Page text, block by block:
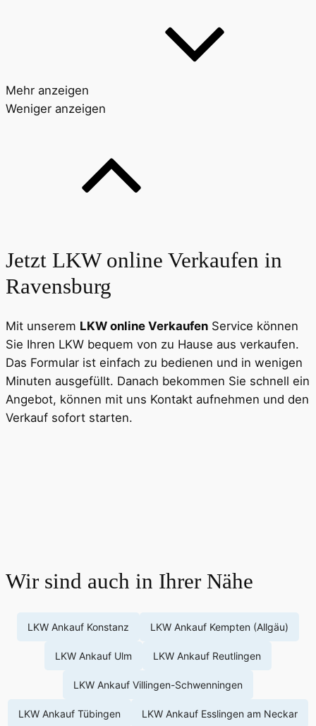
Mehr anzeigen
Weniger anzeigen
Jetzt LKW online Verkaufen in
Ravensburg
Mit unserem LKW online Verkaufen Service können
Sie Ihren LKW bequem von zu Hause aus verkaufen.
Das Formular ist einfach zu bedienen und in wenigen
Minuten ausgefüllt. Danach bekommen Sie schnell ein
Angebot, können mit uns Kontakt aufnehmen und den
Verkauf sofort starten.
Wir sind auch in Ihrer Nähe
LKW Ankauf Konstanz LKW Ankauf Kempten (Allgäu)
LKW Ankauf Ulm LKW Ankauf Reutlingen
LKW Ankauf Villingen-Schwenningen
LKW Ankauf Tübingen LKW Ankauf Esslingen am Neckar